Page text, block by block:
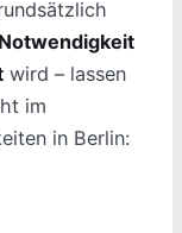
Notwendigkeit
wird – lassen
im
in Berlin: